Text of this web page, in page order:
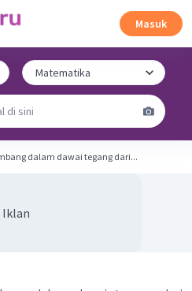
Masuk
dalam dawai tegang dari...
Iklan